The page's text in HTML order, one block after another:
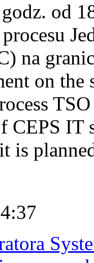
od
na
on
CEPS IT
is